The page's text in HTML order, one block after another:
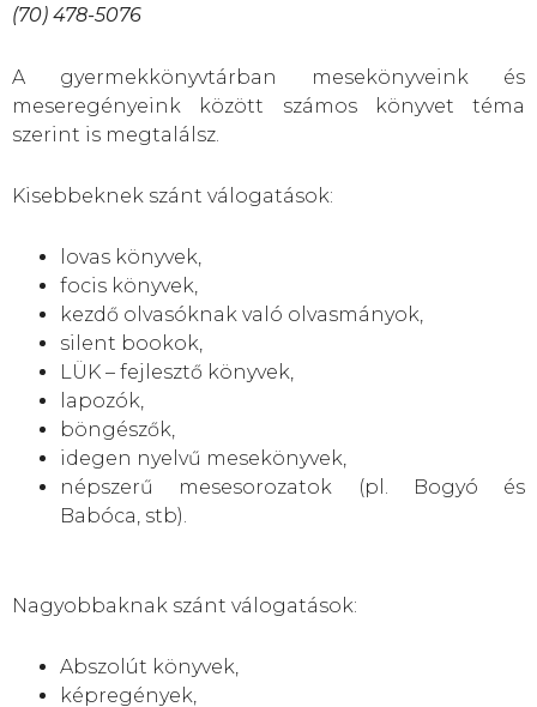
(70) 478-5076
A gyermekkönyvtárban mesekönyveink és
meseregényeink között számos könyvet téma
szerint is megtalálsz.
Kisebbeknek szánt válogatások:
lovas könyvek,
focis könyvek,
kezdő olvasóknak való olvasmányok,
silent bookok,
LÜK – fejlesztő könyvek,
lapozók,
böngészők,
idegen nyelvű mesekönyvek,
népszerű mesesorozatok (pl. Bogyó és
Babóca, stb).
Nagyobbaknak szánt válogatások:
Abszolút könyvek,
képregények,